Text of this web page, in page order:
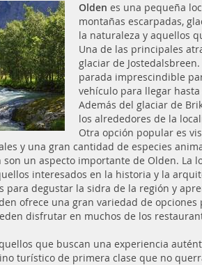
Olden es una pequeña
montañas escarpadas,
la naturaleza y aquellos
Una de las principales
glaciar de
parada imprescindible
vehículo para llegar
Además del glaciar de
los alrededores de la
Otra opción popular es
y una gran cantidad de especies
un aspecto importante de Olden. La
interesados en la historia y la
para degustar la sidra de la región y
ofrece una gran variedad de
disfrutar en muchos de los
que buscan una experiencia
turístico de primera clase que no